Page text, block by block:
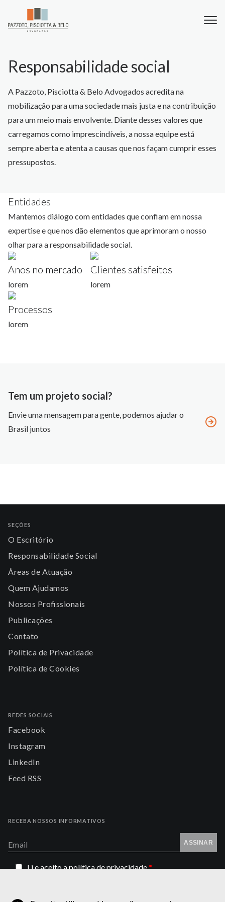
Responsabilidade social
A Pazzoto, Pisciotta & Belo Advogados acredita na
mobilização para uma sociedade mais justa e na contribuição
para um meio mais envolvente. Diante desses valores que
carregamos como imprescindíveis, a nossa equipe está
sempre aberta e atenta a causas que nos façam cumprir esses
pressupostos.
Entidades
Mantemos diálogo com entidades que confiam em nossa
expertise e que nos dão elementos que aprimoram o nosso
olhar para a responsabilidade social.
Anos no mercado
lorem
Clientes satisfeitos
lorem
Processos
lorem
Tem um projeto social?
Envie uma mensagem para gente, podemos ajudar o
Brasil juntos
SEÇÕES
O Escritório
Responsabilidade Social
Áreas de Atuação
Quem Ajudamos
Nossos Profissionais
Publicações
Contato
Política de Privacidade
Política de Cookies
REDES SOCIAIS
Facebook
Instagram
LinkedIn
Feed RSS
RECEBA NOSSOS INFORMATIVOS
Email ASSINAR
Li e aceito apolítica de privacidade*